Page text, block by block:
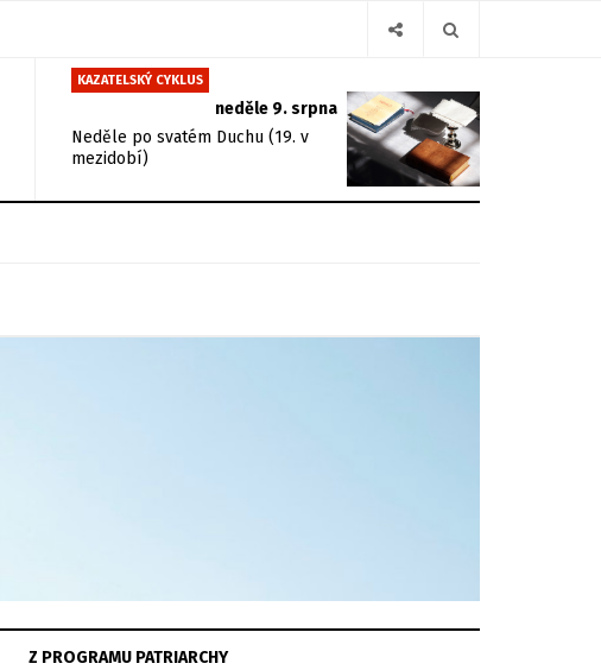
KAZATELSKÝ CYKLUS
neděle 9. srpna
Neděle po svatém Duchu (19. v
mezidobí)
Z PROGRAMU PATRIARCHY